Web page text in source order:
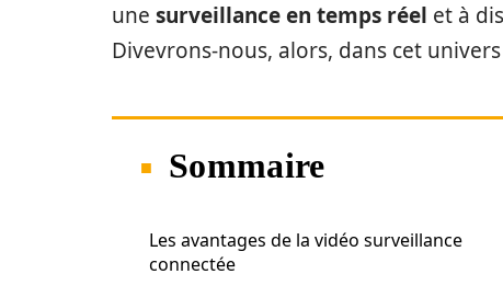
une surveillance en temps réel et à
Divevrons-nous, alors, dans cet
Sommaire
Les avantages de la vidéo surveillance
connectée